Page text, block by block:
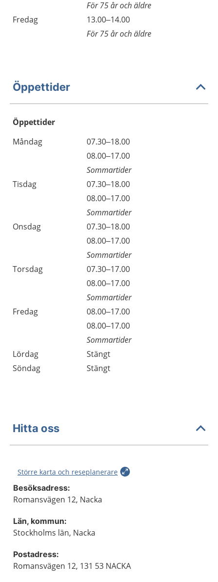
För 75 år och äldre
Fredag
13.00–14.00
För 75 år och äldre
Öppettider
Öppettider
Dag
Öppettider
Kommentarer
Måndag
07.30–18.00
08.00–17.00
Sommartider
Tisdag
07.30–18.00
08.00–17.00
Sommartider
Onsdag
07.30–18.00
08.00–17.00
Sommartider
Torsdag
07.30–17.00
08.00–17.00
Sommartider
Fredag
08.00–17.00
08.00–17.00
Sommartider
Lördag
Stängt
Söndag
Stängt
Hitta oss
Större karta och reseplanerare
Besöksadress:
Romansvägen 12, Nacka
Län, kommun:
Stockholms län, Nacka
Postadress:
Romansvägen 12, 131 53 NACKA